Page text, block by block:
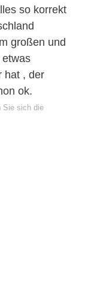
so korrekt
großen und
hat , der
ok.
Sie sich die